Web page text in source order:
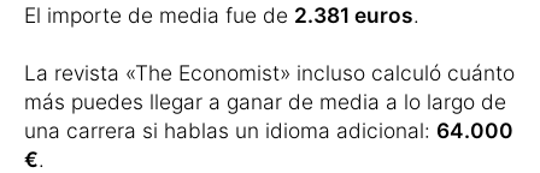
El importe de media fue de 2.381 euros.
La revista «The Economist» incluso calculó cuánto
más puedes llegar a ganar de media a lo largo de
una carrera si hablas un idioma adicional: 64.000
€.